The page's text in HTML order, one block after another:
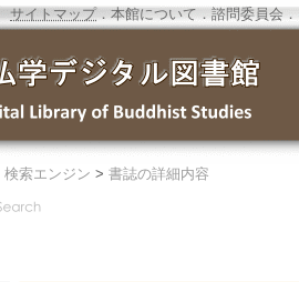
サイトマップ．本館について ． 諮問委員会 ．
検索エンジン > 書誌の詳細内容